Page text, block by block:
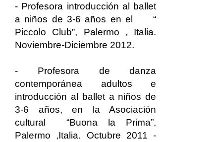
- Profesora introducción al ballet
a niños de 3-6 años en el “
Piccolo Club”, Palermo , Italia.
Noviembre-Diciembre 2012.
- Profesora de danza
contemporánea adultos e
introducción al ballet a niños de
3-6 años, en la Asociación
cultural “Buona la Prima”,
Palermo ,Italia. Octubre 2011 -